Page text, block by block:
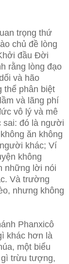
trọng thứ
chủ đề lòng
đầu Đời
rằng lòng đạo
và hão
thể phân biệt
và lãng phí
vô lý và mê
sai: đó là người
ăn không
khác; Ví
không
những lời nói
Và trường
nhưng không
Phanxicô
khác hơn là
một biểu
gì trừu tượng,